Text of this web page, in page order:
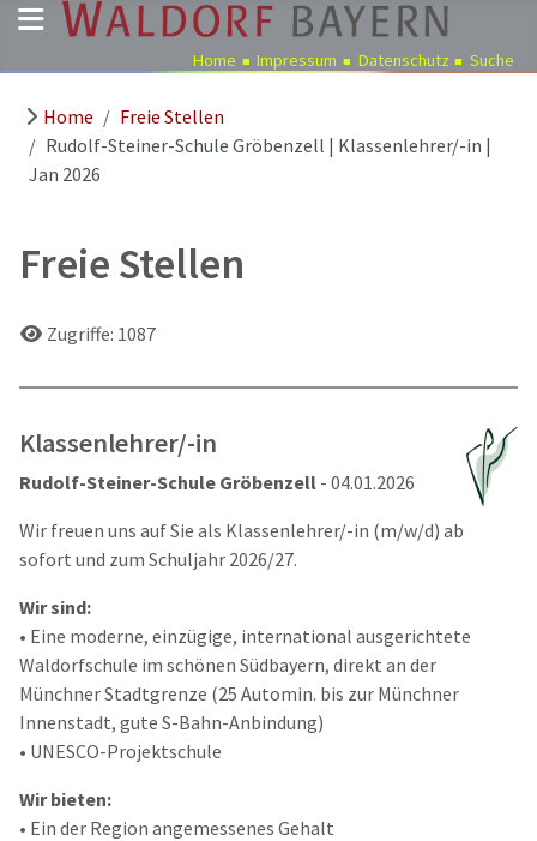
Pädagogik
Über
Schulen
Stellen
Home Impressum Datenschutz Suche
Home
Freie Stellen
Rudolf-Steiner-Schule Gröbenzell | Klassenlehrer/-in |
Jan 2026
Freie Stellen
DetailsZugriffe: 1087
Klassenlehrer/-in
Rudolf-Steiner-Schule Gröbenzell - 04.01.2026
Wir freuen uns auf Sie als Klassenlehrer/-in (m/w/d) ab
sofort und zum Schuljahr 2026/27.
Wir sind:
• Eine moderne, einzügige, international ausgerichtete
Waldorfschule im schönen Südbayern, direkt an der
Münchner Stadtgrenze (25 Automin. bis zur Münchner
Innenstadt, gute S-Bahn-Anbindung)
• UNESCO-Projektschule
Wir bieten:
• Ein der Region angemessenes Gehalt